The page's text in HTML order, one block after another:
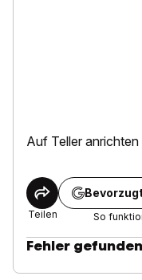
Auf Teller
Teilen So
Fehler